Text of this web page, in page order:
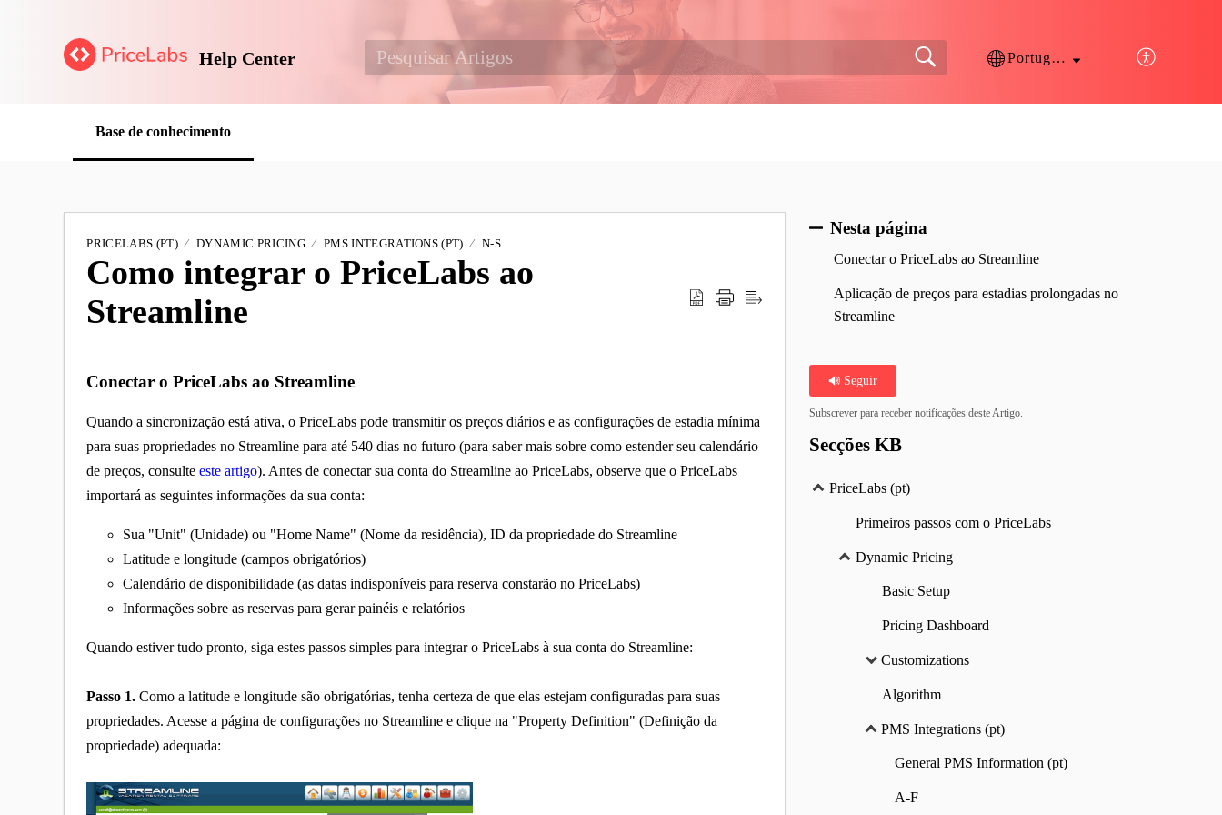
Help Center Português
Base de conhecimento
PRICELABS (PT) DYNAMIC PRICING PMS INTEGRATIONS (PT) N-S
Como integrar o PriceLabs ao
Streamline
Conectar o PriceLabs ao Streamline
Quando a sincronização está ativa, o PriceLabs pode transmitir os preços diários e as configurações de estadia mínima
para suas propriedades no Streamline para até 540 dias no futuro (para saber mais sobre como estender seu calendário
de preços, consulteeste artigo). Antes de conectar sua conta do Streamline ao PriceLabs, observe que o PriceLabs
importará as seguintes informações da sua conta:
Sua "Unit" (Unidade) ou "Home Name" (Nome da residência), ID da propriedade do Streamline
Latitude e longitude (campos obrigatórios)
Calendário de disponibilidade (as datas indisponíveis para reserva constarão no PriceLabs)
Informações sobre as reservas para gerar painéis e relatórios
Quando estiver tudo pronto, siga estes passos simples para integrar o PriceLabs à sua conta do Streamline:
Passo 1. Como a latitude e longitude são obrigatórias, tenha certeza de que elas estejam configuradas para suas
propriedades. Acesse a página de configurações no Streamline e clique na "Property Definition" (Definição da
propriedade) adequada:
Nesta página
Conectar o PriceLabs ao Streamline
Aplicação de preços para estadias prolongadas no
Streamline
Seguir
Subscrever para receber notificações deste Artigo.
Secções KB
PriceLabs (pt)
Primeiros passos com o PriceLabs
Dynamic Pricing
Basic Setup
Pricing Dashboard
Customizations
Algorithm
PMS Integrations (pt)
General PMS Information (pt)
A-F